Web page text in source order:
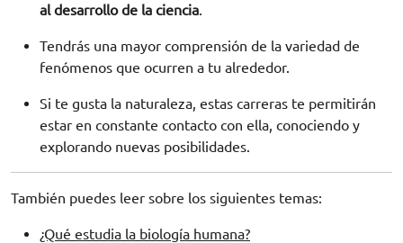
al desarrollo de la ciencia.
Tendrás una mayor comprensión de la variedad de
fenómenos que ocurren a tu alrededor.
Si te gusta la naturaleza, estas carreras te permitirán
estar en constante contacto con ella, conociendo y
explorando nuevas posibilidades.
También puedes leer sobre los siguientes temas:
¿Qué estudia la biología humana?